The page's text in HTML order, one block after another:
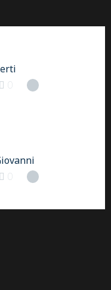
0
0